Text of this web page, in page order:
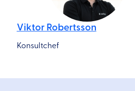
Viktor Robertsson
Konsultchef